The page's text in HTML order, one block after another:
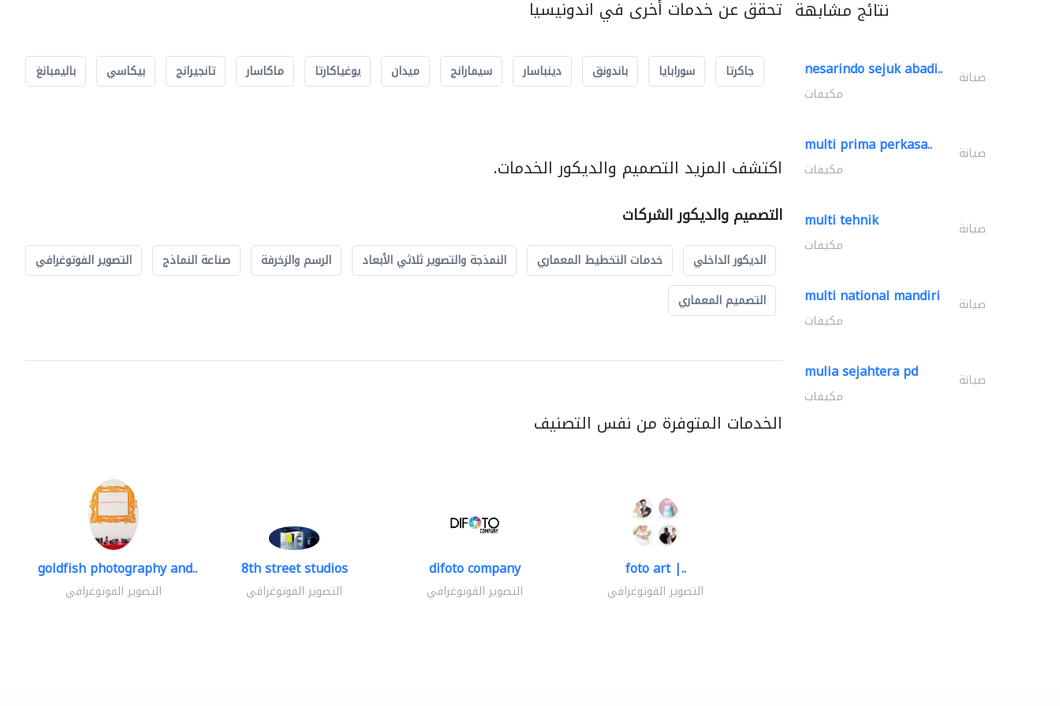
تحقق عن خدمات أخرى في اندونيسيا
جاكرتا سورابايا باندونق دينباسار سيمارانج ميدان يوغياكارتا ماكاسار تانجيرانج بيكاسي باليمبانغ
اكتشف المزيد التصميم والديكور الخدمات.
التصميم والديكور الشركات
الديكور الداخلي خدمات التخطيط المعماري النمذجة والتصوير ثلاثي الأبعاد الرسم والزخرفة صناعة النماذج
التصوير الفوتوغرافي
التصميم المعماري
الخدمات المتوفرة من نفس التصنيف
goldfish photography and..
التصوير الفوتوغرافي
8th street studios
التصوير الفوتوغرافي
difoto company
التصوير الفوتوغرافي
foto art |..
التصوير الفوتوغرافي
نتائج مشابهة
nesarindo sejuk abadi.. صيانة
مكيفات
multi prima perkasa.. صيانة
مكيفات
multi tehnik صيانة
مكيفات
multi national mandiri صيانة
مكيفات
mulia sejahtera pd صيانة
مكيفات